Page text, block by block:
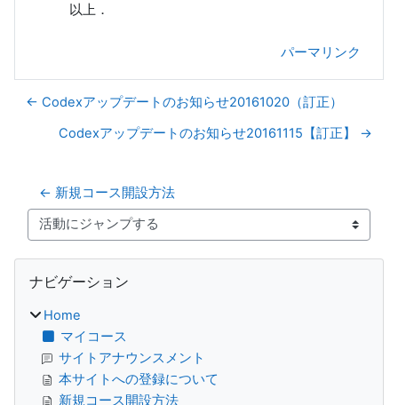
以上．
パーマリンク
← Codexアップデートのお知らせ20161020（訂正）
Codexアップデートのお知らせ20161115【訂正】 →
← 新規コース開設方法
活動にジャンプする
ブロック
ナビゲーション
Home
マイコース
サイトアナウンスメント
本サイトへの登録について
新規コース開設方法